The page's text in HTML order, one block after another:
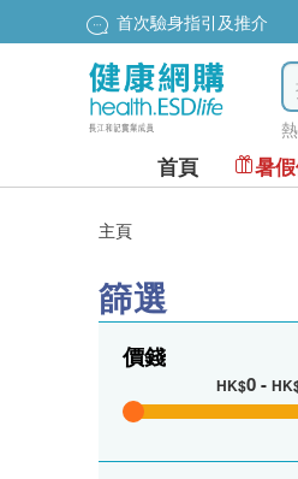
首次驗身指引及推介
首頁 暑
主頁
篩選
價錢
HK$0-